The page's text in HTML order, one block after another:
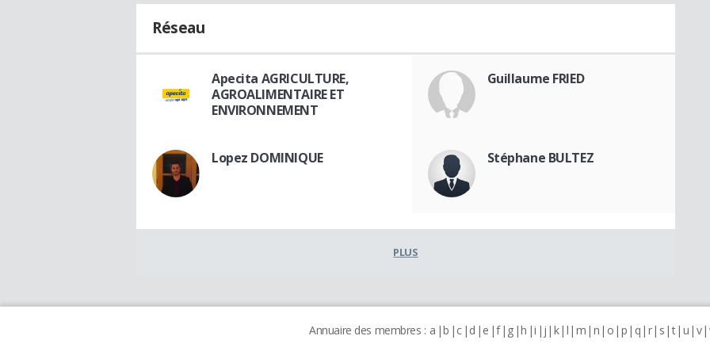
Réseau
Apecita AGRICULTURE,
AGROALIMENTAIRE ET
ENVIRONNEMENT
Guillaume FRIED
Lopez DOMINIQUE Stéphane BULTEZ
PLUS
Annuaire des membres : a b c d e f g h i j k l m n o p q r s t u v